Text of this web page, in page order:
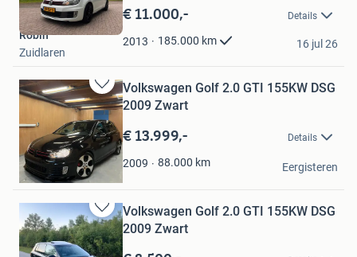
in
Mijn
Favorieten
€ 11.000,- Details
2013 185.000 km
Robin
Zuidlaren
16 jul 26
Bewaren
in
Mijn
Favorieten
Volkswagen Golf 2.0 GTI 155KW DSG
2009 Zwart
€ 13.999,- Details
2009 88.000 km
Sem
Ouddorp
Eergisteren
Bewaren
in
Mijn
Volkswagen Golf 2.0 GTI 155KW DSG
2009 Zwart